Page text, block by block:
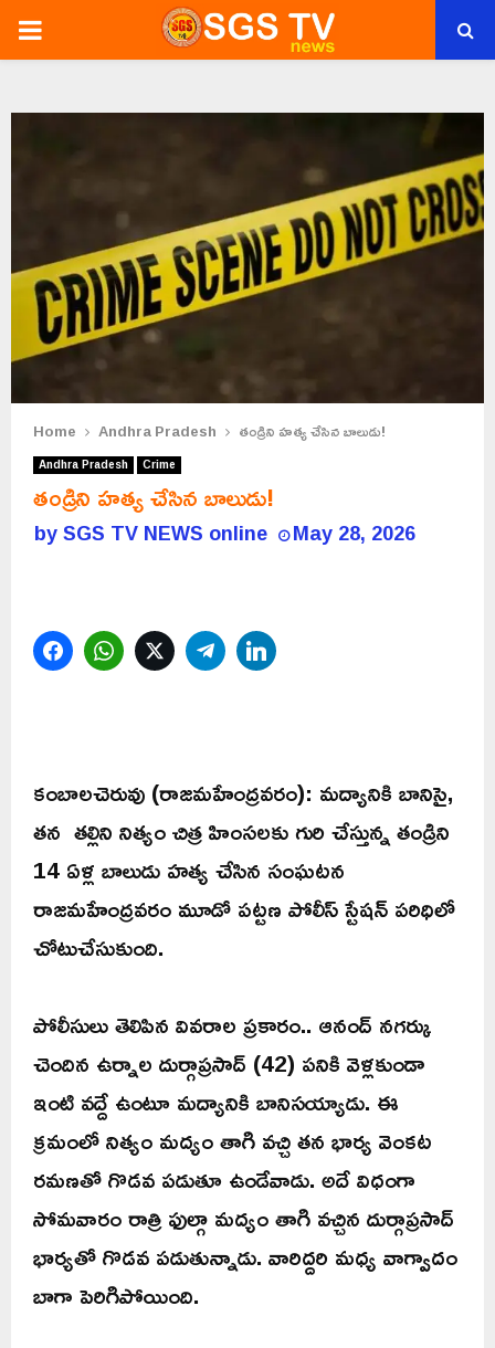
PRIMARY
Home Andhra Pradesh తండ్రిని హత్య చేసిన బాలుడు!
Andhra Pradesh Crime
తండ్రిని హత్య చేసిన బాలుడు!
bySGS TV NEWS online May 28, 2026
FacebookWhatsAppTwitterTelegram
కంబాలచెరువు (రాజమహేంద్రవరం): మద్యానికి బానిసై,
తన తల్లిని నిత్యం చిత్ర హింసలకు గురి చేస్తున్న తండ్రిని
14 ఏళ్ల బాలుడు హత్య చేసిన సంఘటన
రాజమహేంద్రవరం మూడో పట్టణ పోలీస్ స్టేషన్ పరిధిలో
చోటుచేసుకుంది.
పోలీసులు తెలిపిన వివరాల ప్రకారం.. ఆనంద్ నగర్కు
చెందిన ఉర్నాల దుర్గాప్రసాద్ (42) పనికి వెళ్లకుండా
ఇంటి వద్దే ఉంటూ మద్యానికి బానిసయ్యాడు. ఈ
క్రమంలో నిత్యం మద్యం తాగి వచ్చి తన భార్య వెంకట
రమణతో గొడవ పడుతూ ఉండేవాడు. అదే విధంగా
సోమవారం రాత్రి ఫుల్గా మద్యం తాగి వచ్చిన దుర్గాప్రసాద్
భార్యతో గొడవ పడుతున్నాడు. వారిద్దరి మధ్య వాగ్వాదం
బాగా పెరిగిపోయింది.